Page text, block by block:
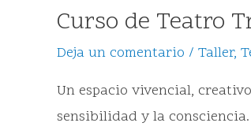
Curso de Teatro
Deja un comentario / Taller,
Un espacio vivencial,
sensibilidad y la consciencia.